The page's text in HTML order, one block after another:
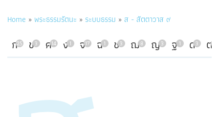
Breadcrumb
Home พระธรรมรัตนะ ระบบธรรม ส - สัตตาวาส ๙
ก25 ข3 ค14 ง1 จ17 ฉ1 ช3 ฌ8 ญ3 ฐ1 ด3 ต